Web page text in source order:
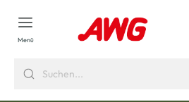
springen
Menü